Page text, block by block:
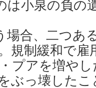
は小泉の負の
場合、二つあ
規制緩和で雇
プアを増や
ぶっ壊した